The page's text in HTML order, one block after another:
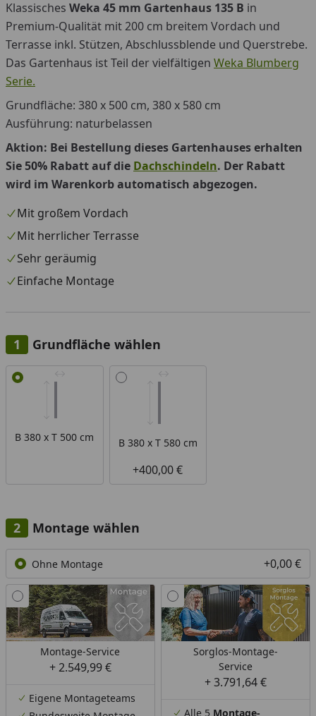
Klassisches Weka 45 mm Gartenhaus 135 B in
Premium-Qualität mit 200 cm breitem Vordach und
Terrasse inkl. Stützen, Abschlussblende und Querstrebe.
Das Gartenhaus ist Teil der vielfältigen Weka Blumberg
Serie.
Grundfläche: 380 x 500 cm, 380 x 580 cm
Ausführung: naturbelassen
Aktion: Bei Bestellung dieses Gartenhauses erhalten
Sie 50% Rabatt auf die Dachschindeln. Der Rabatt
wird im Warenkorb automatisch abgezogen.
Mit großem Vordach
Mit herrlicher Terrasse
Sehr geräumig
Einfache Montage
Grundfläche wählen
Alle anzeigen (2)
B 380 x T 500 cm B 380 x T 580 cm
+400,00 €
Montage wählen
Ohne Montage +0,00 €
Montage-Service
+ 2.549,99 €
Eigene Montageteams
Sorglos-Montage-
Service
+ 3.791,64 €
Alle 5 Montage-